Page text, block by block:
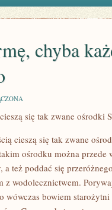
chyba
się tak zwane ośrodki
cieszą się tak zwane
ośrodku można
a też poddać się
wodolecznictwem.
wówczas bowiem